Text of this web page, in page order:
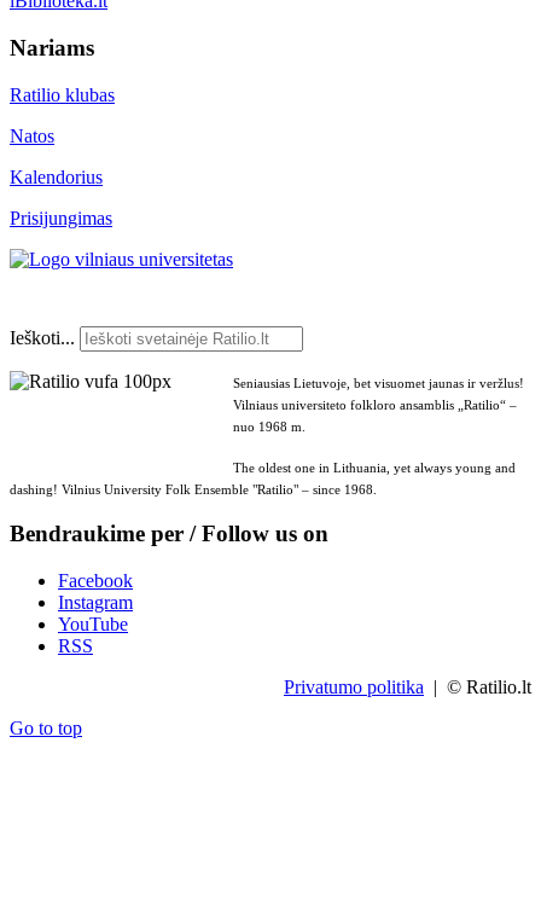
Nariams
Ratilio klubas
Natos
Kalendorius
Prisijungimas
Ieškoti...
Seniausias Lietuvoje, bet visuomet jaunas ir veržlus!
Vilniaus universiteto folkloro ansamblis „Ratilio“ –
nuo 1968 m.
The oldest one in Lithuania, yet always young and
dashing! Vilnius University Folk Ensemble "Ratilio" – since 1968.
Bendraukime per / Follow us on
Facebook
Instagram
YouTube
RSS
Privatumo politika | © Ratilio.lt
Go to top